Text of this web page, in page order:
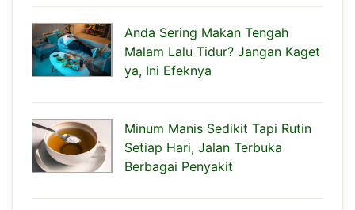
Anda Sering Makan Tengah
Malam Lalu Tidur? Jangan Kaget
ya, Ini Efeknya
Minum Manis Sedikit Tapi Rutin
Setiap Hari, Jalan Terbuka
Berbagai Penyakit